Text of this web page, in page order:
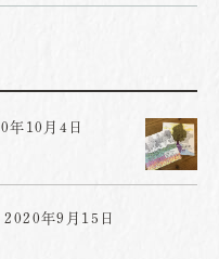
年10月4日
年9月15日